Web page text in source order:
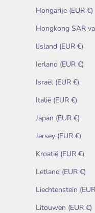
Hongarije (EUR €)
Hongkong SAR
IJsland (EUR €)
Ierland (EUR €)
Israël (EUR €)
Italië (EUR €)
Japan (EUR €)
Jersey (EUR €)
Kroatië (EUR €)
Letland (EUR €)
Liechtenstein
Litouwen (EUR €)